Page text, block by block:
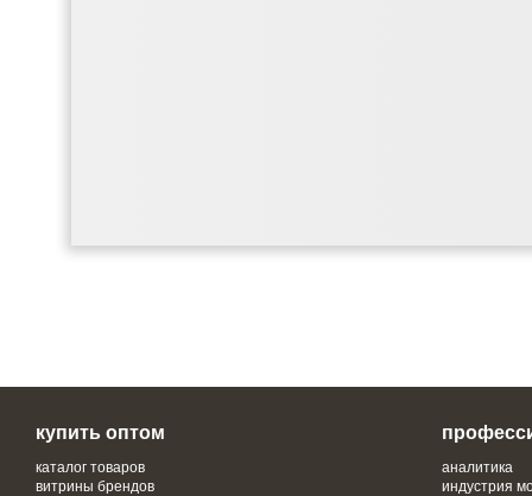
купить оптом
каталог товаров
витрины брендов
аналитика
индустрия